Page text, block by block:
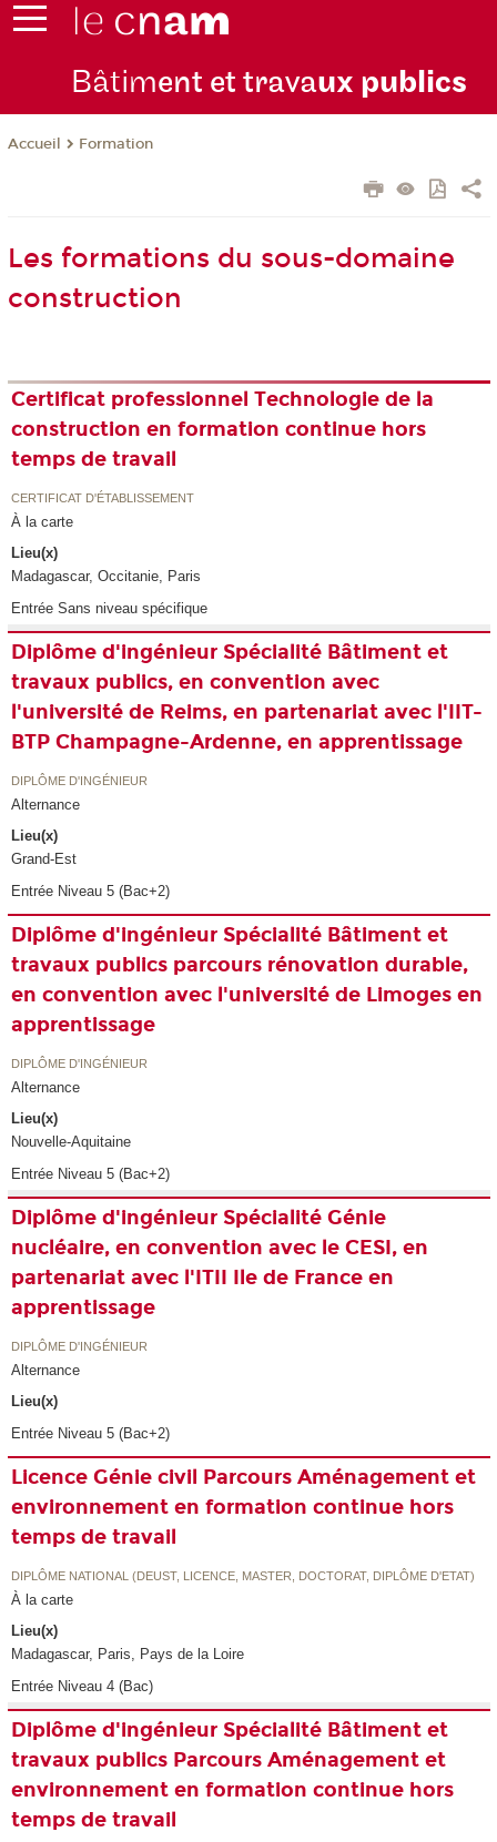
Bâtiment et travaux publics
Accueil Formation
Les formations du sous-domaine
construction
Certificat professionnel Technologie de la
construction en formation continue hors
temps de travail
CERTIFICAT D'ÉTABLISSEMENT
À la carte
Lieu(x)
Madagascar, Occitanie, Paris
Entrée Sans niveau spécifique
Diplôme d'ingénieur Spécialité Bâtiment et
travaux publics, en convention avec
l'université de Reims, en partenariat avec l'IIT-
BTP Champagne-Ardenne, en apprentissage
DIPLÔME D'INGÉNIEUR
Alternance
Lieu(x)
Grand-Est
Entrée Niveau 5 (Bac+2)
Diplôme d'ingénieur Spécialité Bâtiment et
travaux publics parcours rénovation durable,
en convention avec l'université de Limoges en
apprentissage
DIPLÔME D'INGÉNIEUR
Alternance
Lieu(x)
Nouvelle-Aquitaine
Entrée Niveau 5 (Bac+2)
Diplôme d'ingénieur Spécialité Génie
nucléaire, en convention avec le CESI, en
partenariat avec l'ITII Ile de France en
apprentissage
DIPLÔME D'INGÉNIEUR
Alternance
Lieu(x)
Entrée Niveau 5 (Bac+2)
Licence Génie civil Parcours Aménagement et
environnement en formation continue hors
temps de travail
DIPLÔME NATIONAL (DEUST, LICENCE, MASTER, DOCTORAT, DIPLÔME D'ETAT)
À la carte
Lieu(x)
Madagascar, Paris, Pays de la Loire
Entrée Niveau 4 (Bac)
Diplôme d'ingénieur Spécialité Bâtiment et
travaux publics Parcours Aménagement et
environnement en formation continue hors
temps de travail